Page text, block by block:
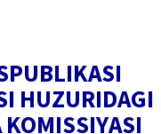
HUZURIDAGI
KOMISSIYASI